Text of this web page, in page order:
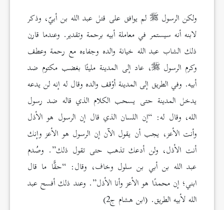
ولكن الرسول
لم يوافق على قتل عبد الله بن أبيّ، وذكر
لابنه أنه سيستمر في معاملة أبيه برحمة وتقدير. وعندما قارن
ذلك الشاب عبد الله خيانة والده وجفاءه مع رحمة وعطف
وكرم الرسول ، عاد إلى المدينة مليئًا بغضب مكتوم ضد
أبيه. وفي الطريق إلى المدينة أوْقف والده وقال له إنه لن يدعه
يدخل المدينة حتى يسحب الكلام الذي قاله ضد رسول
الله، وقال له: “إن اللسان الذي قال إن الرسول هو الأذل
وأنت الأعز، يجب أن يقول الآن إن الرسول هو الأعز وإنك
أنت الأذل، ولن أدعك تذهب حتى تقول ذلك”. وصُدم
عبد الله بن أبي بن سلول وخاف، وقال: “حقًّا ما قال
ابني؛ إن محمدًا هو الأعز وأنا الأذل”. وعند ذلك أفسح عبد
الله لأبيه الطريق. (ابن هشام ج2)